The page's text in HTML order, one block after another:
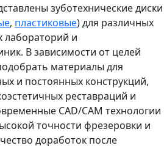
зуботехнические диски
, пластиковые) для различных
лабораторий и
В зависимости от целей
материалы для
и постоянных конструкций,
реставраций и
CAD/CAM технологии
точности фрезеровки и
доработок после